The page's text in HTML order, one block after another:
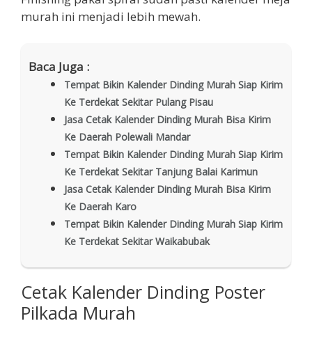
murah ini menjadi lebih mewah.
Baca Juga :
Tempat Bikin Kalender Dinding Murah Siap Kirim
Ke Terdekat Sekitar Pulang Pisau
Jasa Cetak Kalender Dinding Murah Bisa Kirim
Ke Daerah Polewali Mandar
Tempat Bikin Kalender Dinding Murah Siap Kirim
Ke Terdekat Sekitar Tanjung Balai Karimun
Jasa Cetak Kalender Dinding Murah Bisa Kirim
Ke Daerah Karo
Tempat Bikin Kalender Dinding Murah Siap Kirim
Ke Terdekat Sekitar Waikabubak
Cetak Kalender Dinding Poster
Pilkada Murah